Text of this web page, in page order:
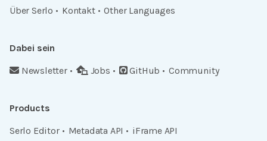
Über Serlo
Kontakt Other Languages
Dabei sein
Newsletter
Jobs GitHub Community
Products
Serlo Editor
Metadata API iFrame API